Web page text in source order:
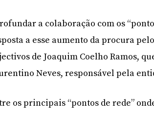
a colaboração com os
a esse aumento da procura
de Joaquim Coelho Ramos,
Neves, responsável pela
os principais “pontos de rede”